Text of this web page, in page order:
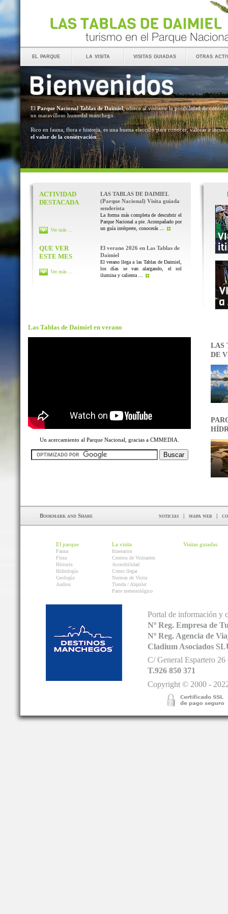
el parque la visita visitas guiadas otras
El Parque Nacional Tablas de Daimiel, ofrece al visitante la posibilidad de conocer
un maravilloso humedal manchego.
Rico en fauna, flora e historia, es una buena elección para conocer, valorar e
el valor de la conservación.
ACTIVIDAD
DESTACADA
LAS TABLAS DE DAIMIEL
(Parque Nacional) Visita guiada
senderista
La forma más completa de descubrir el
Parque Nacional a pie. Acompañado por
un guía intérprete, conocerás ...
Ver más ...
QUE VER
ESTE MES
El verano 2026 en Las Tablas de
Daimiel
El verano llega a las Tablas de Daimiel,
los días se van alargando, el sol
ilumina y calienta ...
Ver más ...
Las Tablas de Daimiel en verano
Un acercamiento al Parque Nacional, gracias a CMMEDIA.
LAS
DE
noticias | mapa web |
El parque
Fauna
Flora
Historia
Hidrología
Geología
Audios
La visita
Itinerarios
Centros de Visitantes
Accesibilidad
Como llegar
Normas de Visita
Tienda / Alquiler
Parte meteorológico
Visitas guiadas
Portal de información y
Nº Reg. Empresa de
Nº Reg. Agencia de
Cladium Asociados
C/ General Espartero
T.926 850 371
Copyright © 2000 -